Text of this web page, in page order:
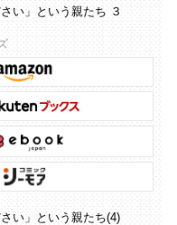
い」という親たち ３
い」という親たち(4)